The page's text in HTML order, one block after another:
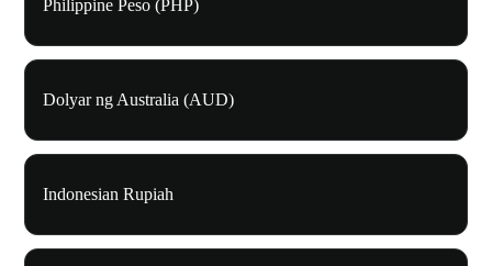
Philippine Peso (PHP)
Dolyar ng Australia (AUD)
Indonesian Rupiah